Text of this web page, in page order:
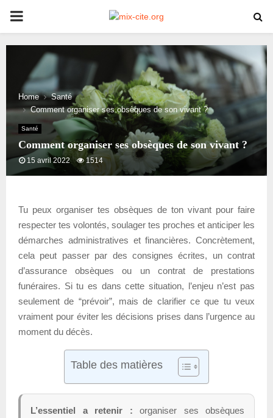
PRIMARY
MENU
Home
Santé
Comment organiser ses obsèques de son vivant ?
Santé
Comment organiser ses obsèques de son vivant ?
15 avril 2022 1514
Tu peux organiser tes obsèques de ton vivant pour faire
respecter tes volontés, soulager tes proches et anticiper les
démarches administratives et financières. Concrètement,
cela peut passer par des consignes écrites, un contrat
d’assurance obsèques ou un contrat de prestations
funéraires. Si tu es dans cette situation, l’enjeu n’est pas
seulement de “prévoir”, mais de clarifier ce que tu veux
vraiment pour éviter les décisions prises dans l’urgence au
moment du décès.
Table des matières
L’essentiel a retenir : organiser ses obsèques